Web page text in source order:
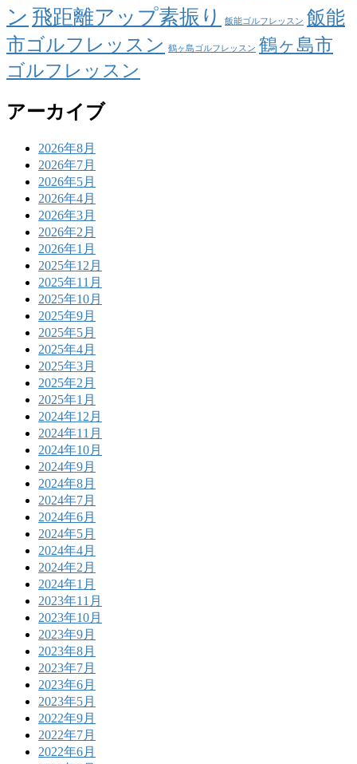
ン 飛距離アップ素振り 飯能ゴルフレッスン 飯能
市ゴルフレッスン
鶴ヶ島ゴルフレッスン 鶴ヶ島市
ゴルフレッスン
アーカイブ
2026年8月
2026年7月
2026年5月
2026年4月
2026年3月
2026年2月
2026年1月
2025年12月
2025年11月
2025年10月
2025年9月
2025年5月
2025年4月
2025年3月
2025年2月
2025年1月
2024年12月
2024年11月
2024年10月
2024年9月
2024年8月
2024年7月
2024年6月
2024年5月
2024年4月
2024年2月
2024年1月
2023年11月
2023年10月
2023年9月
2023年8月
2023年7月
2023年6月
2023年5月
2022年9月
2022年7月
2022年6月